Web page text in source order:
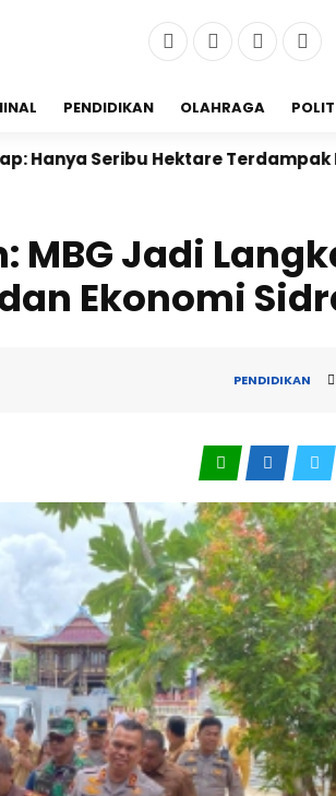
PENDIDIKAN OLAHRAGA
Terdampak El Nino PKB
MBG Jadi
Ekonomi
PENDIDIKAN